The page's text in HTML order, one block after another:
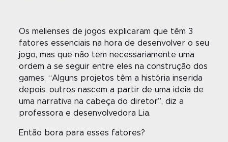
Os melienses de jogos explicaram que têm 3
fatores essenciais na hora de desenvolver o seu
jogo, mas que não tem necessariamente uma
ordem a se seguir entre eles na construção dos
games. “Alguns projetos têm a história inserida
depois, outros nascem a partir de uma ideia de
uma narrativa na cabeça do diretor”, diz a
professora e desenvolvedora Lia.
Então bora para esses fatores?